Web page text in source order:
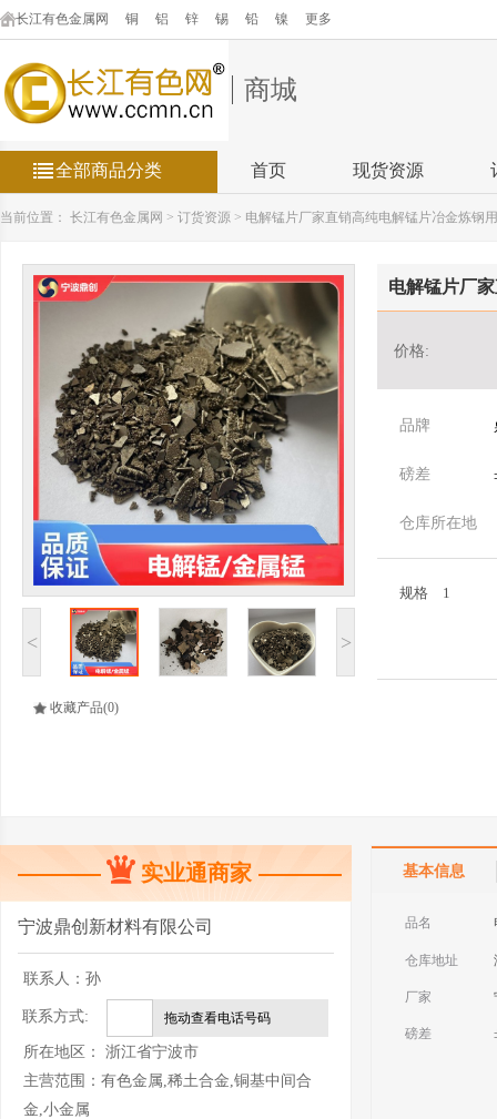
长江有色金属网 铜 铝 锌 锡 铅 镍 更多
商城
全部商品分类 首页 现货资源
当前位置： 长江有色金属网 > 订货资源 > 电解锰片厂家直销高纯电解锰片冶金炼钢
< >
收藏产品(0)
电解锰片厂
价格:
品牌
磅差
仓库所在地
规格 1
实业通商家
宁波鼎创新材料有限公司
联系人： 孙
联系方式: 拖动查看电话号码
所在地区：
浙江省宁波市
主营范围： 有色金属,稀土合金,铜基中间合
金,小金属
基本信息
品名
仓库地址
厂家
磅差